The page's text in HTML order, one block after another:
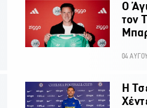
Ο
τον
04
H